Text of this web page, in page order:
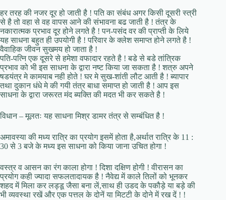
हर तरह की नजर दूर हो जाती है ! पति का संबंध अगर किसी दूसरी स्त्री
से है तो वहा से वह वापस आने की संभावना बढ जाती है ! तंत्र के
नकारात्मक प्रभाव दूर होने लगते है ! पन-पसंद वर की प्राप्ती के लिये
यह साधना बहुत ही उपयोगी है ! परिवार के क्लेश समाप्त होने लगते है !
वैवाहिक जीवन सुखमय हो जाता है !
पति-पत्नि एक दूसरे से हमेशा वफादार रहते है ! बडे से बडे तांत्रिक
प्रभाव को भी इस साधना के द्वारा नष्ट किया जा सकता है ! शत्रु अपने
षडयंत्र मे कामयाब नही होते ! घर मे सुख-शांती लौट आती है ! ब्यापार
तथा दुकान धंधे मे की गयी तंत्र बाधा समाप्त हो जाती है ! आप इस
साधना के द्वारा जरूरत मंद ब्यक्ति की मदत भी कर सकते है !
विधान – मूलतः यह साधना मिश्र डामर तंत्र से सम्बंधित है !
अमावस्या की मध्य रात्रि का प्रयोग इसमें होता है,अर्थात रात्रि के 11 :
30 से 3 बजे के मध्य इस साधना को किया जाना उचित होगा !
वस्त्र व आसन का रंग काला होगा ! दिशा दक्षिण होगी ! वीरासन का
प्रयोग कही ज्यादा सफलतादायक है ! नैवेद्य में काले तिलों को भूनकर
शहद में मिला कर लड्डू जैसा बना लें,साथ ही उडद के पकौड़े या बड़े की
भी व्यवस्था रखें और एक पत्तल के दोनें या मिटटी के दोने में रख दें ! !